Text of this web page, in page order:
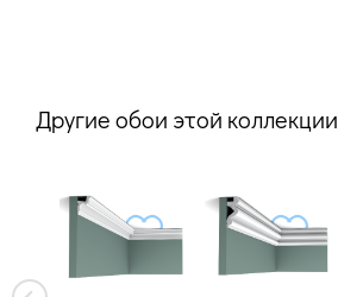
Другие обои этой коллекции